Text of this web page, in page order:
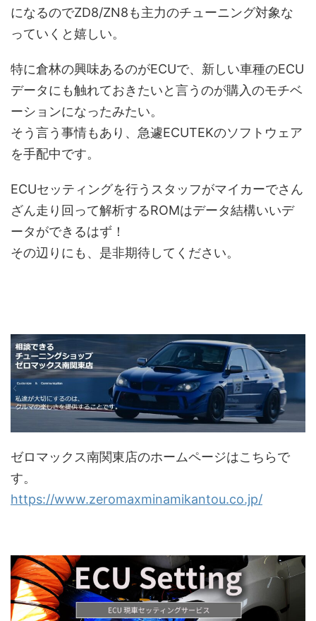
になるのでZD8/ZN8も主力のチューニング対象な
っていくと嬉しい。
特に倉林の興味あるのがECUで、新しい車種のECU
データにも触れておきたいと言うのが購入のモチベ
ーションになったみたい。
そう言う事情もあり、急遽ECUTEKのソフトウェア
を手配中です。
ECUセッティングを行うスタッフがマイカーでさん
ざん走り回って解析するROMはデータ結構いいデ
ータができるはず！
その辺りにも、是非期待してください。
ゼロマックス南関東店のホームページはこちらで
す。
https://www.zeromaxminamikantou.co.jp/